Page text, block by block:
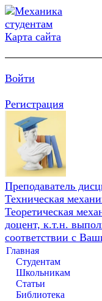
Карта сайта
Войти
Регистрация
Преподаватель
Техническая
Теоретическая
доцент, к.т.н.
соответствии с
Главная
Студентам
Школьникам
Статьи
Библиотека